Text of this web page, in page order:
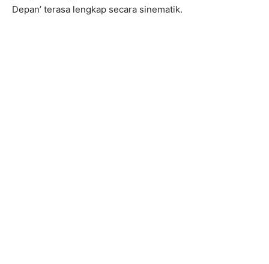
Depan’ terasa lengkap secara sinematik.